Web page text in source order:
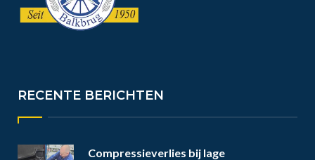
RECENTE BERICHTEN
Compressieverlies bij lage